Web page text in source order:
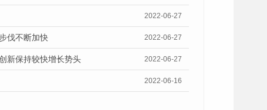
2022-06-27
伐不断加快 2022-06-27
新保持较快增长势头 2022-06-27
2022-06-16